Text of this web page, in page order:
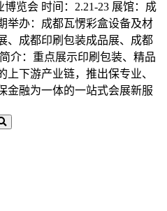
览会 时间：2.21-23 展馆：成
举办：成都瓦愣彩盒设备及材
、成都印刷包装成品展、成都
介：重点展示印刷包装、精品
下游产业链，推出保专业、
金融为一体的一站式会展新服